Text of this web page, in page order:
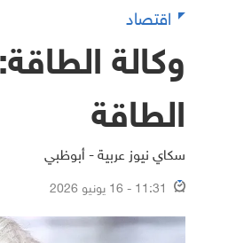
اقتصاد
وكالة
الطاقة
سكاي نيوز عربية - أبوظبي
11:31 - 16 يونيو 2026